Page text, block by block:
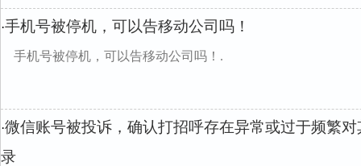
·手机号被停机，可以告移动公司吗！
手机号被停机，可以告移动公司吗！.
·微信账号被投诉，确认打招呼存在异常或过于频繁
录